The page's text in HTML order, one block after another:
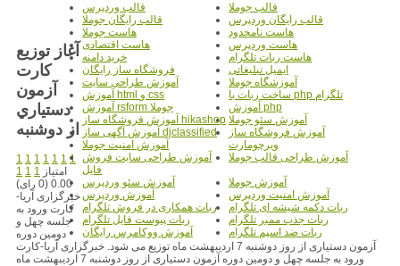
قالب جوملا
قالب وردپرس
قالب رایگان وردپرس
قالب رایگان جوملا
هاست نامحدود
هاست جوملا
هاست وردپرس
هاست اقتصادی
هاست ربات تلگرام
خرید دامنه
ایمیل تبلیغاتی
فروشگاه ساز رایگان
آموزشگاه جوملا
آموزش طراحی سایت
ساخت ربات با php تلگرام
آموزش html و css
آموزش php
آموزش rsform جوملا
آموزش سئو جوملا آموزش فروشگاه ساز hikashop
آموزش فروشگاه ساز
ویرچومارت
آموزش آگهی ساز djclassified
آموزش امنیت جوملا
آموزش طراحی قالب جوملا
آموزش طراحی سایت فروش
فایل
آموزش جوملا
آموزش سئو وردپرس
آموزش امنیت وردپرس
آموزش وردپرس
ربات دکمه شیشه ای تلگرام
ربات همکاری در فروش تلگرام
ربات جذب ممبر تلگرام
ربات پیوست فایل تلگرام
ربات ضد اسپم تلگرام
آموزش ووکامرس رایگان
آغاز توزيع
کارت
آزمون
دستياري
از دوشنبه
1 1 1 1 1 1 1
1 1 1 امتیاز
0.00 (0 رای)
خبرگزاری آریا-
کارت ورود به
جلسه چهل و
دومین دوره
آزمون دستیاری از روز دوشنبه 7 اردیبهشت ماه توزیع می شود. خبرگزاری آریا-کارت
ورود به جلسه چهل و دومین دوره آزمون دستیاری از روز دوشنبه 7 اردیبهشت ماه